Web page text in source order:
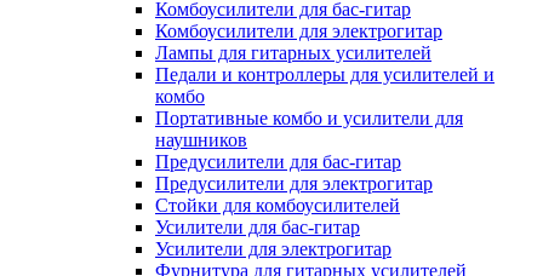
Комбоусилители для бас-гитар
Комбоусилители для электрогитар
Лампы для гитарных усилителей
Педали и контроллеры для усилителей и
комбо
Портативные комбо и усилители для
наушников
Предусилители для бас-гитар
Предусилители для электрогитар
Стойки для комбоусилителей
Усилители для бас-гитар
Усилители для электрогитар
Фурнитура для гитарных усилителей